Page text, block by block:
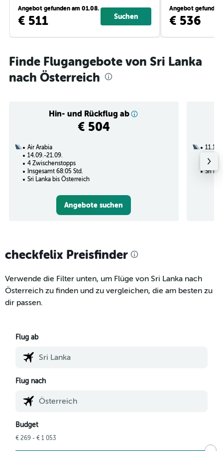
Angebot gefunden am 01.08.
€ 511 Suchen
Angebot gefunden
€ 536
Finde Flugangebote von Sri Lanka
nach Österreich
Hin- und Rückflug ab
€ 504
Air Arabia
14.09.-21.09.
4 Zwischenstopps
Insgesamt 68:05 Std.
Sri Lanka bis Österreich
Angebote suchen
11.12.
Sri
checkfelix Preisfinder
Verwende die Filter unten, um Flüge von Sri Lanka nach
Österreich zu finden und zu vergleichen, die am besten zu
dir passen.
Flug ab
Flug nach
Budget
€ 269 - € 1 053